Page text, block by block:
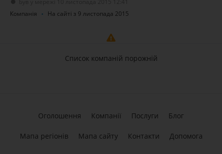
Компанія
На сайті з 9 листопада 2015
Список компаній порожній
Оголошення Компанії Послуги Блог
Мапа регіонів Мапа сайту Контакти Допомога